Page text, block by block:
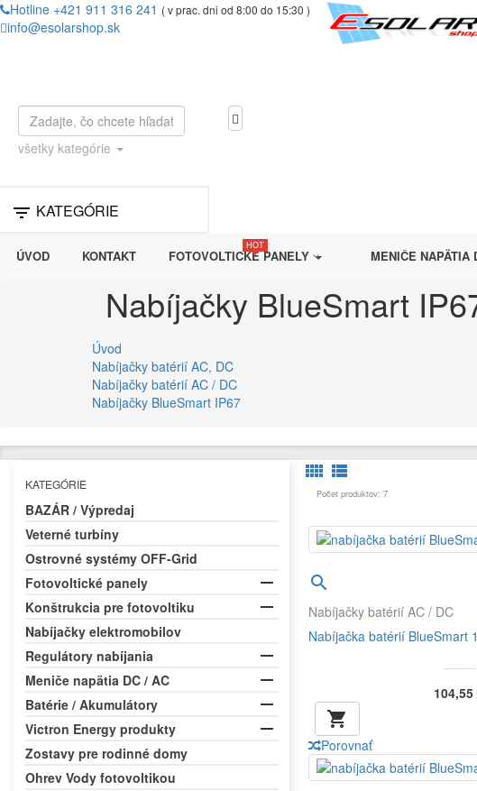
Hotline +421 911 316 241 ( v prac. dni od 8:00 do 15:30 )
info@esolarshop.sk
všetky kategórie
 KATEGÓRIE
ÚVOD KONTAKT FOTOVOLTICKÉ PANELY
HOT
MENIČE NAPÄTIA
Nabíjačky BlueSmart
Úvod
Nabíjačky batérií AC, DC
Nabíjačky batérií AC / DC
Nabíjačky BlueSmart IP67
KATEGÓRIE
BAZÁR / Výpredaj
Veterné turbíny
Ostrovné systémy OFF-Grid
Fotovoltické panely

Konštrukcia pre fotovoltiku 
Nabíjačky elektromobilov
Regulátory nabíjania

Meniče napätia DC / AC 
Batérie / Akumulátory 
Victron Energy produkty 
Zostavy pre rodinné domy
Ohrev Vody fotovoltikou
 
Počet produktov: 7

Nabíjačky batérií AC / DC
Nabíjačka batérií BlueSmart
104,55

Porovnať